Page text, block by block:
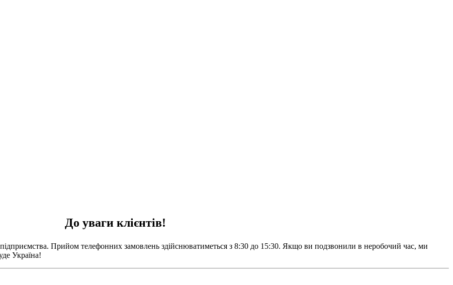
До уваги клієнтів!
Прийом телефонних замовлень здійснюватиметься з 8:30 до 15:30. Якщо ви подзвонили в неробочий час, ми
Україна!